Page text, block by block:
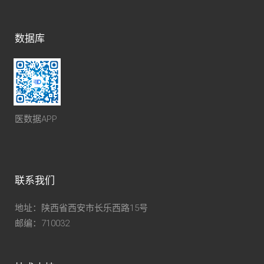
数据库
医数据APP
联系我们
地址：陕西省西安市长乐西路15号
邮编：710032